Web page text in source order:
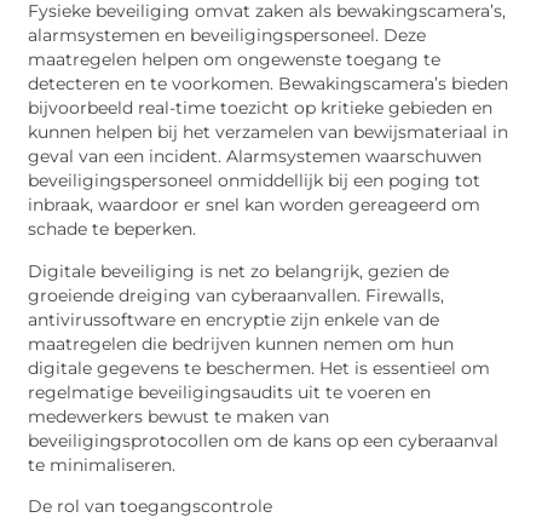
Fysieke beveiliging omvat zaken als bewakingscamera’s,
alarmsystemen en beveiligingspersoneel. Deze
maatregelen helpen om ongewenste toegang te
detecteren en te voorkomen. Bewakingscamera’s bieden
bijvoorbeeld real-time toezicht op kritieke gebieden en
kunnen helpen bij het verzamelen van bewijsmateriaal in
geval van een incident. Alarmsystemen waarschuwen
beveiligingspersoneel onmiddellijk bij een poging tot
inbraak, waardoor er snel kan worden gereageerd om
schade te beperken.
Digitale beveiliging is net zo belangrijk, gezien de
groeiende dreiging van cyberaanvallen. Firewalls,
antivirussoftware en encryptie zijn enkele van de
maatregelen die bedrijven kunnen nemen om hun
digitale gegevens te beschermen. Het is essentieel om
regelmatige beveiligingsaudits uit te voeren en
medewerkers bewust te maken van
beveiligingsprotocollen om de kans op een cyberaanval
te minimaliseren.
De rol van toegangscontrole